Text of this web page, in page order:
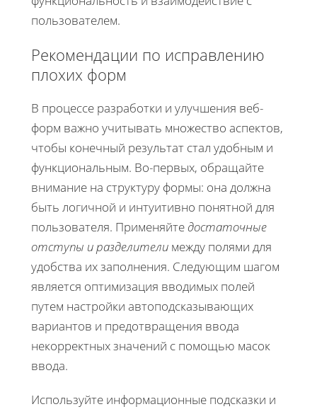
пользователем.
Рекомендации по исправлению
плохих форм
В процессе разработки и улучшения веб-
форм важно учитывать множество аспектов,
чтобы конечный результат стал удобным и
функциональным. Во-первых, обращайте
внимание на структуру формы: она должна
быть логичной и интуитивно понятной для
пользователя. Применяйтедостаточные
отступы и разделители между полями для
удобства их заполнения. Следующим шагом
является оптимизация вводимых полей
путем настройки автоподсказывающих
вариантов и предотвращения ввода
некорректных значений с помощью масок
ввода.
Используйте информационные подсказки и